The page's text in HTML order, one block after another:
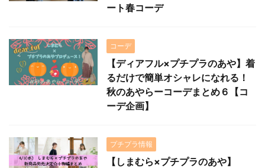
ート春コーデ
コーデ
【ディアフル×プチプラのあや】着
るだけで簡単オシャレになれる！
秋のあやらーコーデまとめ６【コ
ーデ企画】
プチプラ情報
【しまむら×プチプラのあや】